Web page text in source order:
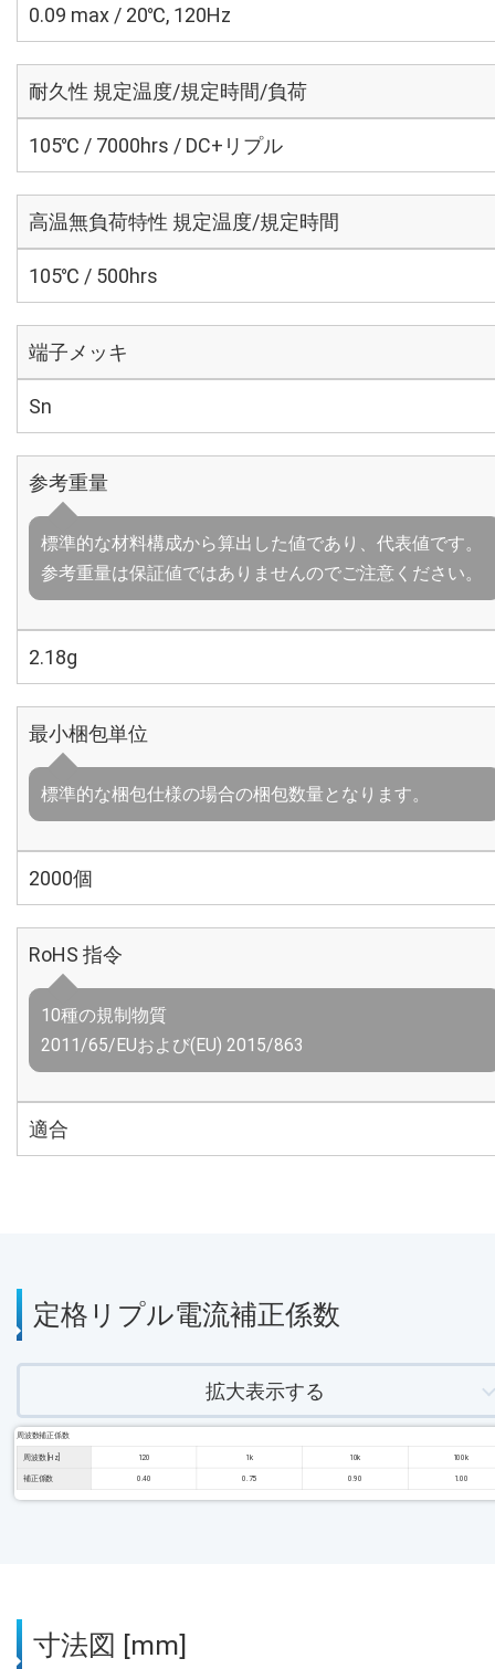
0.09 max / 20℃, 120Hz
耐久性 規定温度/規定時間/負荷
105℃ / 7000hrs / DC+リプル
高温無負荷特性 規定温度/規定時間
105℃ / 500hrs
端子メッキ
Sn
参考重量
標準的な材料構成から算出した値であり、代表値です。
参考重量は保証値ではありませんのでご注意ください。
2.18g
最小梱包単位
標準的な梱包仕様の場合の梱包数量となります。
2000個
RoHS 指令
10種の規制物質
2011/65/EUおよび(EU) 2015/863
適合
定格リプル電流補正係数
拡大表示する
周波数補正係数
周波数 [Hz] 120 1k 10k 100k
補正係数 0.40 0.75 0.90 1.00
寸法図 [mm]